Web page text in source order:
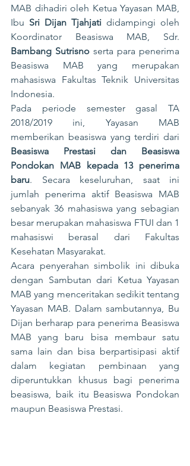
MAB dihadiri oleh Ketua Yayasan MAB,
Ibu Sri Dijan Tjahjati didampingi oleh
Bambang Sutrisno serta para penerima
Beasiswa MAB yang merupakan
mahasiswa Fakultas Teknik Universitas
Indonesia.
Pada periode semester gasal TA
2018/2019 ini, Yayasan MAB
Beasiswa Prestasi dan Beasiswa
Pondokan MAB kepada 13 penerima
baru. Secara keseluruhan, saat ini
jumlah penerima aktif Beasiswa MAB
sebanyak 36 mahasiswa yang sebagian
besar merupakan mahasiswa FTUI dan 1
mahasiswi berasal dari Fakultas
Kesehatan Masyarakat.
Acara penyerahan simbolik ini dibuka
dengan Sambutan dari Ketua Yayasan
MAB yang menceritakan sedikit tentang
Yayasan MAB. Dalam sambutannya, Bu
Dijan berharap para penerima Beasiswa
MAB yang baru bisa membaur satu
sama lain dan bisa berpartisipasi aktif
dalam kegiatan pembinaan yang
diperuntukkan khusus bagi penerima
beasiswa, baik itu Beasiswa Pondokan
maupun Beasiswa Prestasi.